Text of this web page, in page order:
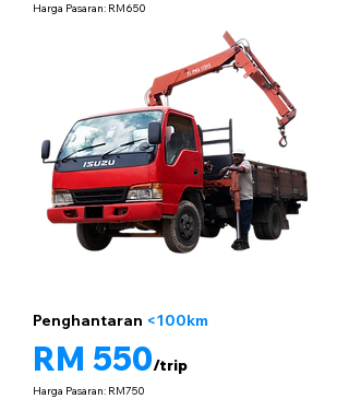
Harga Pasaran: RM650
Penghantaran <100km
RM 550/trip
Harga Pasaran: RM750